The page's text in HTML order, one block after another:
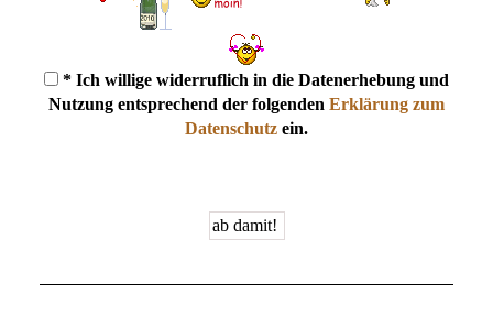
* Ich willige widerruflich in die Datenerhebung und
Nutzung entsprechend der folgenden Erklärung zum
Datenschutz ein.